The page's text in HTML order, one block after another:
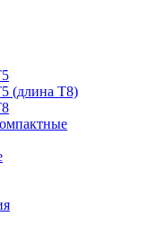
(длина T8)